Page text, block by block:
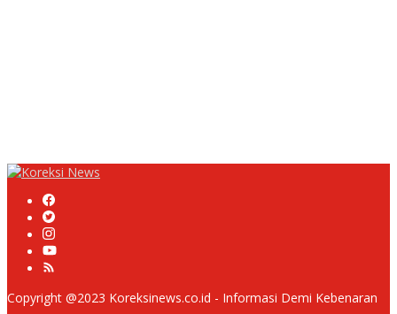
Copyright @2023 Koreksinews.co.id - Informasi Demi Kebenaran